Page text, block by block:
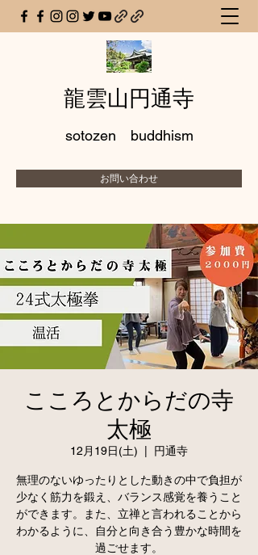
龍雲山円通寺
sotozen buddhism
お問い合わせ
こころとからだの寺
太極
12月19日(土) 円通寺
無理のないゆったりとした動きの中で負担が
少なく筋力を鍛え、バランス感覚を養うこと
ができます。また、立禅と言われることから
わかるように、自分と向き合う豊かな時間を
過ごせます。